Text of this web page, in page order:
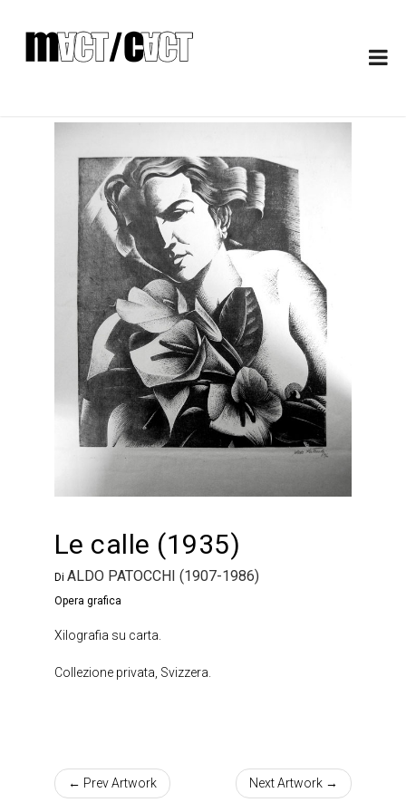
Le calle (1935)
Di ALDO PATOCCHI (1907-1986)
Opera grafica
Xilografia su carta.
Collezione privata, Svizzera.
← Prev Artwork Next Artwork →